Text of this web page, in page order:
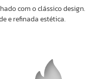
com o clássico design.
e refinada estética.